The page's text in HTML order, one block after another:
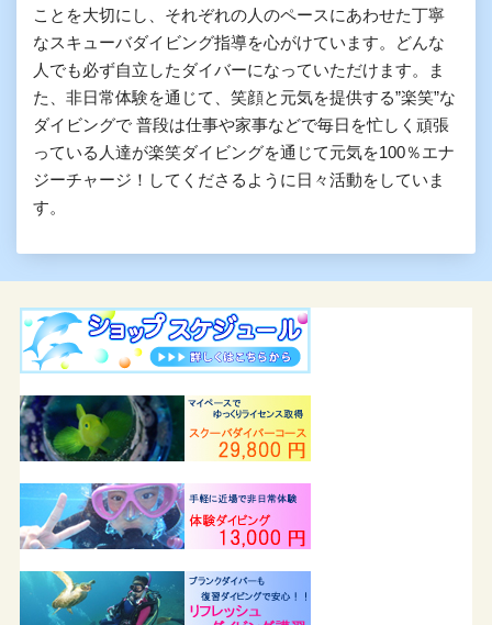
ことを大切にし、それぞれの人のペースにあわせた丁寧
なスキューバダイビング指導を心がけています。どんな
人でも必ず自立したダイバーになっていただけます。ま
た、非日常体験を通じて、笑顔と元気を提供する”楽笑”な
ダイビングで 普段は仕事や家事などで毎日を忙しく頑張
っている人達が楽笑ダイビングを通じて元気を100％エナ
ジーチャージ！してくださるように日々活動をしていま
す。